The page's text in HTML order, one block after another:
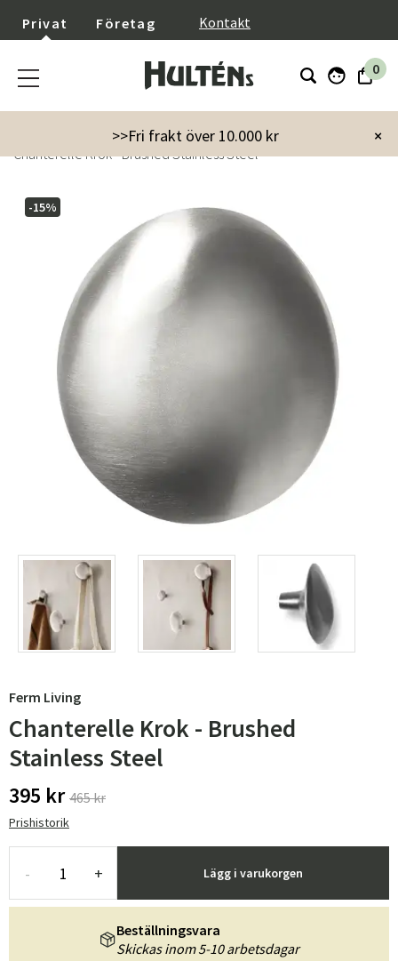
Privat Företag Kontakt
0
×
>>Fri frakt över 10.000 kr
Möbler Förvaringsmöbler
Krokar & hängare
Chanterelle Krok - Brushed Stainless Steel
-15%
Ferm Living
Chanterelle Krok - Brushed
Stainless Steel
395 kr 465 kr
Prishistorik
- + Lägg i varukorgen
Beställningsvara
Skickas inom 5-10 arbetsdagar